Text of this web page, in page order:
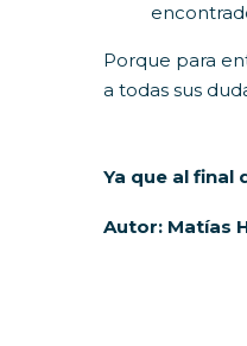
Porque para
a todas sus
Ya que al final
Autor: Matías